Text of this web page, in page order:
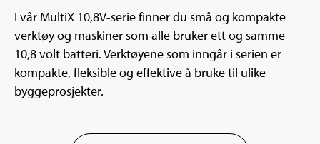
I vår MultiX 10,8V-serie finner du små og kompakte
verktøy og maskiner som alle bruker ett og samme
10,8 volt batteri. Verktøyene som inngår i serien er
kompakte, fleksible og effektive å bruke til ulike
byggeprosjekter.